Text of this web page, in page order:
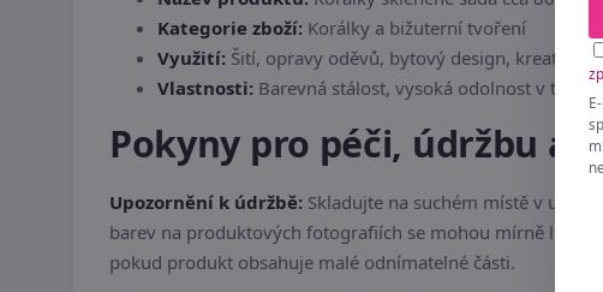
Kategorie zboží: Korálky a bižuterní tvoření
Využití: Šití, opravy oděvů, bytový design, kreativní
Vlastnosti: Barevná stálost, vysoká odolnost v tahu,
Pokyny pro péči, údržbu a
Upozornění k údržbě: Skladujte na suchém místě v
barev na produktových fotografiích se mohou mírně lišit v
pokud produkt obsahuje malé odnímatelné části.